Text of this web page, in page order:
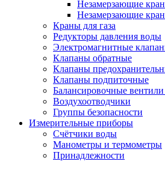
Незамерзающие
Незамерзающие
Краны для газа
Редукторы давления воды
Электромагнитные
Клапаны обратные
Клапаны
Клапаны подпиточные
Балансировочные
Воздухоотводчики
Группы безопасности
Измерительные приборы
Счётчики воды
Манометры и термометры
Принадлежности